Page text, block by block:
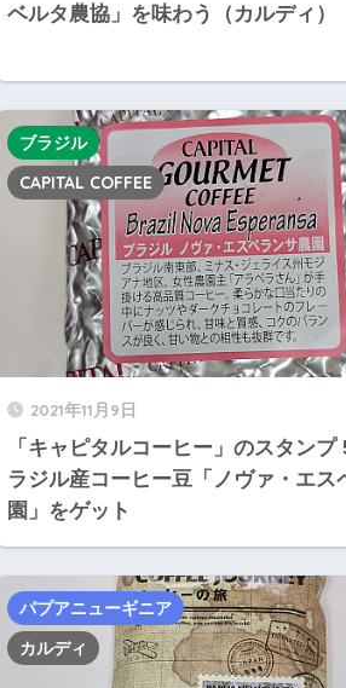
ベルタ農協」を味わう（カルディ）
2021年11月9日
「キャピタルコーヒー」のスタンプ
ラジル産コーヒー豆「ノヴァ・エス
園」をゲット
ブラジル
CAPITAL COFFEE
パプアニューギニア
カルディ